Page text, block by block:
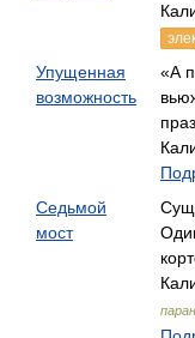
Упущенная
возможность
«А
Седьмой
мост